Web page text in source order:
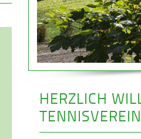
HERZLICH